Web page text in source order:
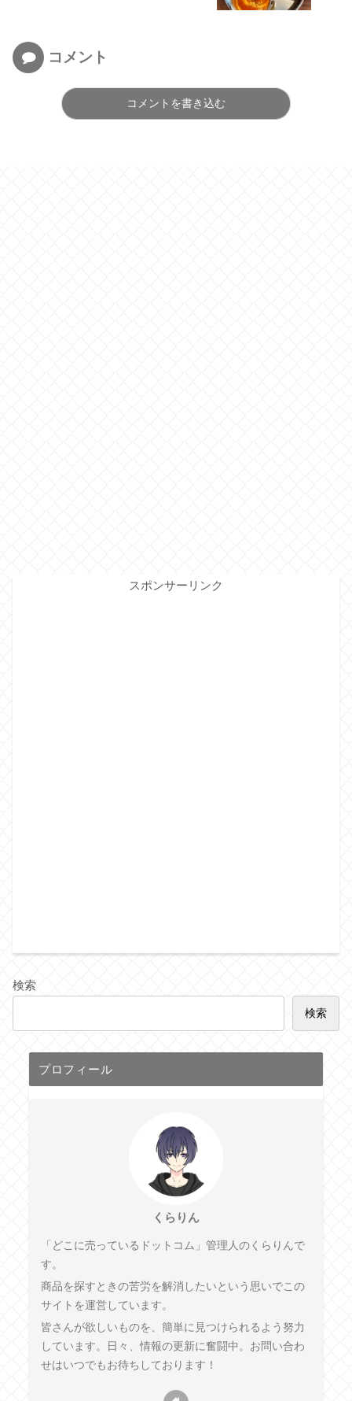
コメント
コメントを書き込む
スポンサーリンク
検索
検索
プロフィール
くらりん
「どこに売っているドットコム」管理人のくらりんで
す。
商品を探すときの苦労を解消したいという思いでこの
サイトを運営しています。
皆さんが欲しいものを、簡単に見つけられるよう努力
しています。日々、情報の更新に奮闘中。お問い合わ
せはいつでもお待ちしております！